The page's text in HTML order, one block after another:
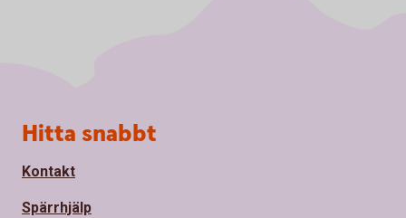
Sidfot
Hitta snabbt
Kontakt
Spärrhjälp